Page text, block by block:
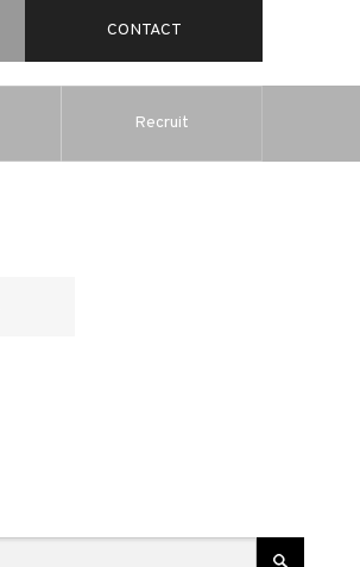
CONTACT
Recruit